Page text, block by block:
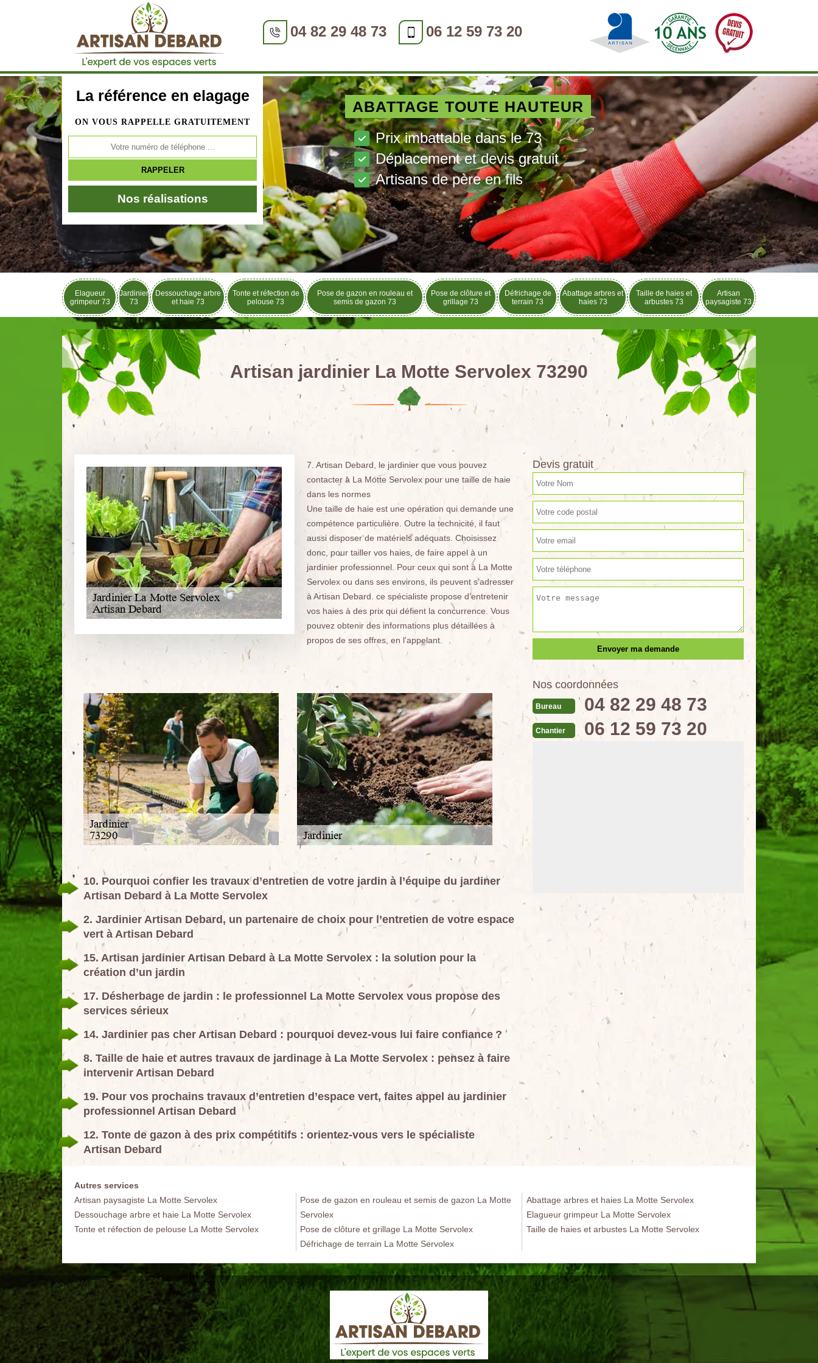
04 82 29 48 73 06 12 59 73 20
La référence en elagage
ON VOUS RAPPELLE GRATUITEMENT
Nos réalisations
ABATTAGE TOUTE HAUTEUR
Prix imbattable dans le 73
Déplacement et devis gratuit
Artisans de père en fils
Elagueur
grimpeur 73
Jardinier
73
Dessouchage arbre
et haie 73
Tonte et réfection de
pelouse 73
Pose de gazon en rouleau et
semis de gazon 73
Pose de clôture et
grillage 73
Défrichage de
terrain 73
Abattage arbres et
haies 73
Taille de haies et
arbustes 73
Artisan
paysagiste 73
Artisan jardinier La Motte Servolex 73290
7. Artisan Debard, le jardinier que vous pouvez
contacter à La Motte Servolex pour une taille de haie
dans les normes
Une taille de haie est une opération qui demande une
compétence particulière. Outre la technicité, il faut
aussi disposer de matériels adéquats. Choisissez
donc, pour tailler vos haies, de faire appel à un
jardinier professionnel. Pour ceux qui sont à La Motte
Servolex ou dans ses environs, ils peuvent s’adresser
à Artisan Debard. ce spécialiste propose d’entretenir
vos haies à des prix qui défient la concurrence. Vous
pouvez obtenir des informations plus détaillées à
propos de ses offres, en l’appelant.
10. Pourquoi confier les travaux d’entretien de votre jardin à l’équipe du jardiner
Artisan Debard à La Motte Servolex
2. Jardinier Artisan Debard, un partenaire de choix pour l’entretien de votre espace
vert à Artisan Debard
15. Artisan jardinier Artisan Debard à La Motte Servolex : la solution pour la
création d’un jardin
17. Désherbage de jardin : le professionnel La Motte Servolex vous propose des
services sérieux
14. Jardinier pas cher Artisan Debard : pourquoi devez-vous lui faire confiance ?
8. Taille de haie et autres travaux de jardinage à La Motte Servolex : pensez à faire
intervenir Artisan Debard
19. Pour vos prochains travaux d’entretien d’espace vert, faites appel au jardinier
professionnel Artisan Debard
12. Tonte de gazon à des prix compétitifs : orientez-vous vers le spécialiste
Artisan Debard
Devis gratuit
Nos coordonnées
Bureau 04 82 29 48 73
Chantier 06 12 59 73 20
Autres services
Artisan paysagiste La Motte Servolex
Dessouchage arbre et haie La Motte Servolex
Tonte et réfection de pelouse La Motte Servolex
Pose de gazon en rouleau et semis de gazon La Motte
Servolex
Pose de clôture et grillage La Motte Servolex
Défrichage de terrain La Motte Servolex
Abattage arbres et haies La Motte Servolex
Elagueur grimpeur La Motte Servolex
Taille de haies et arbustes La Motte Servolex